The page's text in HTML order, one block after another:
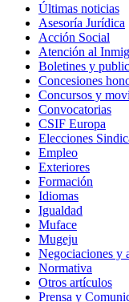
Últimas noticias
Asesoría Jurídica
Acción Social
Atención al
Boletines y
Concesiones
Concursos y
Convocatorias
CSIF Europa
Elecciones
Empleo
Exteriores
Formación
Idiomas
Igualdad
Muface
Mugeju
Negociaciones y
Normativa
Otros artículos
Prensa y